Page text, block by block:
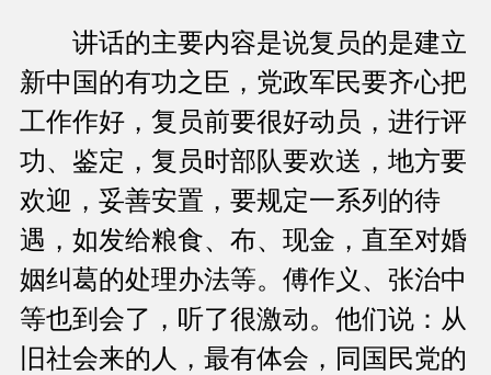
讲话的主要内容是说复员的是建立
新中国的有功之臣，党政军民要齐心把
工作作好，复员前要很好动员，进行评
功、鉴定，复员时部队要欢送，地方要
欢迎，妥善安置，要规定一系列的待
遇，如发给粮食、布、现金，直至对婚
姻纠葛的处理办法等。傅作义、张治中
等也到会了，听了很激动。他们说：从
旧社会来的人，最有体会，同国民党的